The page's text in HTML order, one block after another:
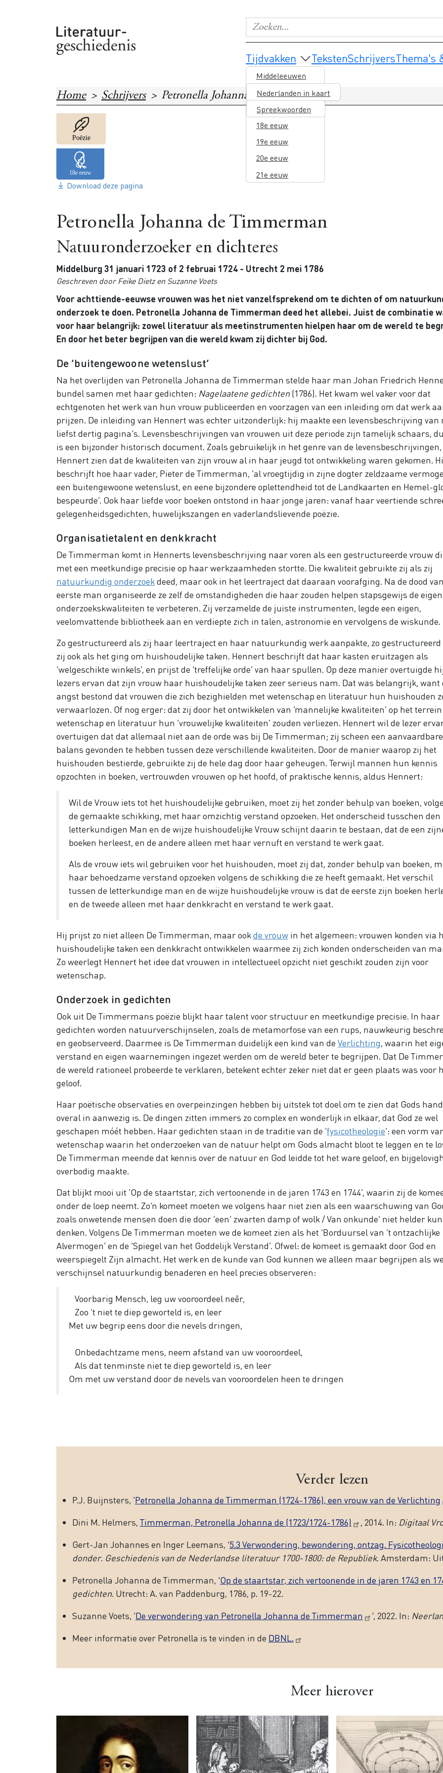
Zoeken...
Geef de woorden op waar je naar wilt zoeken.
Main navigation
Tijdvakken
Middeleeuwen
Nederlanden in kaart
16e eeuw
Spreekwoorden
17e eeuw
18e eeuw
19e eeuw
20e eeuw
21e eeuw
TekstenSchrijversThema's
Home Schrijvers Petronella Johanna de Timmerman
Image
Poëzie
Download deze pagina
Petronella Johanna de Timmerman
Natuuronderzoeker en dichteres
Middelburg 31 januari 1723 of 2 februai 1724 - Utrecht 2 mei 1786
Geschreven door Feike Dietz en Suzanne Voets
Voor achttiende-eeuwse vrouwen was het niet vanzelfsprekend om te dichten of om
onderzoek te doen. Petronella Johanna de Timmerman deed het allebei. Juist de combinatie
voor haar belangrijk: zowel literatuur als meetinstrumenten hielpen haar om de wereld te
En door het beter begrijpen van die wereld kwam zij dichter bij God.
De ‘buitengewoone wetenslust’
Na het overlijden van Petronella Johanna de Timmerman stelde haar man Johan Friedrich
bundel samen met haar gedichten: Nagelaatene gedichten(1786). Het kwam wel vaker voor dat
echtgenoten het werk van hun vrouw publiceerden en voorzagen van een inleiding om dat werk
prijzen. De inleiding van Hennert was echter uitzonderlijk: hij maakte een levensbeschrijving van
liefst dertig pagina’s. Levensbeschrijvingen van vrouwen uit deze periode zijn tamelijk schaars,
is een bijzonder historisch document. Zoals gebruikelijk in het genre van de
Hennert zien dat de kwaliteiten van zijn vrouw al in haar jeugd tot ontwikkeling waren gekomen.
beschrijft hoe haar vader, Pieter de Timmerman, ‘al vroegtijdig in zijne dogter zeldzaame
een buitengewoone wetenslust, en eene bijzondere oplettendheid tot de Landkaarten en Hemel-
bespeurde’. Ook haar liefde voor boeken ontstond in haar jonge jaren: vanaf haar veertiende
gelegenheidsgedichten, huwelijkszangen en vaderlandslievende poëzie.
Organisatietalent en denkkracht
De Timmerman komt in Hennerts levensbeschrijving naar voren als een gestructureerde vrouw
met een meetkundige precisie op haar werkzaamheden stortte. Die kwaliteit gebruikte zij als zij
natuurkundig onderzoekdeed, maar ook in het leertraject dat daaraan voorafging. Na de dood
eerste man organiseerde ze zelf de omstandigheden die haar zouden helpen stapsgewijs de eigen
onderzoekskwaliteiten te verbeteren. Zij verzamelde de juiste instrumenten, legde een eigen,
veelomvattende bibliotheek aan en verdiepte zich in talen, astronomie en vervolgens de wiskunde.
Zo gestructureerd als zij haar leertraject en haar natuurkundig werk aanpakte, zo gestructureerd
zij ook als het ging om huishoudelijke taken. Hennert beschrijft dat haar kasten eruitzagen als
‘welgeschikte winkels’, en prijst de ‘treffelijke orde’ van haar spullen. Op deze manier overtuigde
lezers ervan dat zijn vrouw haar huishoudelijke taken zeer serieus nam. Dat was belangrijk, want
angst bestond dat vrouwen die zich bezighielden met wetenschap en literatuur hun huishouden
verwaarlozen. Of nog erger: dat zij door het ontwikkelen van ‘mannelijke kwaliteiten’ op het terrein
wetenschap en literatuur hun ‘vrouwelijke kwaliteiten’ zouden verliezen. Hennert wil de lezer
overtuigen dat dat allemaal niet aan de orde was bij De Timmerman; zij scheen een aanvaardbare
balans gevonden te hebben tussen deze verschillende kwaliteiten. Door de manier waarop zij het
huishouden bestierde, gebruikte zij de hele dag door haar geheugen. Terwijl mannen hun kennis
opzochten in boeken, vertrouwden vrouwen op het hoofd, of praktische kennis, aldus Hennert:
Wil de Vrouw iets tot het huishoudelijke gebruiken, moet zij het zonder behulp van boeken,
de gemaakte schikking, met haar omzichtig verstand opzoeken. Het onderscheid tusschen den
letterkundigen Man en de wijze huishoudelijke Vrouw schijnt daarin te bestaan, dat de een
boeken herleest, en de andere alleen met haar vernuft en verstand te werk gaat.
Als de vrouw iets wil gebruiken voor het huishouden, moet zij dat, zonder behulp van boeken,
haar behoedzame verstand opzoeken volgens de schikking die ze heeft gemaakt. Het verschil
tussen de letterkundige man en de wijze huishoudelijke vrouw is dat de eerste zijn boeken
en de tweede alleen met haar denkkracht en verstand te werk gaat.
Hij prijst zo niet alleen De Timmerman, maar ookde vrouw in het algemeen: vrouwen konden via
huishoudelijke taken een denkkracht ontwikkelen waarmee zij zich konden onderscheiden van
Zo weerlegt Hennert het idee dat vrouwen in intellectueel opzicht niet geschikt zouden zijn voor
wetenschap.
Onderzoek in gedichten
Ook uit De Timmermans poëzie blijkt haar talent voor structuur en meetkundige precisie. In haar
gedichten worden natuurverschijnselen, zoals de metamorfose van een rups, nauwkeurig
en geobserveerd. Daarmee is De Timmerman duidelijk een kind van de Verlichting, waarin het
verstand en eigen waarnemingen ingezet werden om de wereld beter te begrijpen. Dat De
de wereld rationeel probeerde te verklaren, betekent echter zeker niet dat er geen plaats was voor
geloof.
Haar poëtische observaties en overpeinzingen hebben bij uitstek tot doel om te zien dat Gods hand
overal in aanwezig is. De dingen zitten immers zo complex en wonderlijk in elkaar, dat God ze wel
geschapen móét hebben. Haar gedichten staan in de traditie van de ‘fysicotheologie’: een vorm
wetenschap waarin het onderzoeken van de natuur helpt om Gods almacht bloot te leggen en te
De Timmerman meende dat kennis over de natuur en God leidde tot het ware geloof, en
overbodig maakte.
Dat blijkt mooi uit ‘Op de staartstar, zich vertoonende in de jaren 1743 en 1744’, waarin zij de
onder de loep neemt. Zo’n komeet moeten we volgens haar niet zien als een waarschuwing van
zoals onwetende mensen doen die door ‘een’ zwarten damp of wolk / Van onkunde’ niet helder
denken. Volgens De Timmerman moeten we de komeet zien als het ‘Borduursel van ’t ontzachlijke
Alvermogen’ en de ‘Spiegel van het Goddelijk Verstand’. Ofwel: de komeet is gemaakt door God en
weerspiegelt Zijn almacht. Het werk en de kunde van God kunnen we alleen maar begrijpen als
verschijnsel natuurkundig benaderen en heel precies observeren:
Voorbarig Mensch, leg uw vooroordeel neêr,
Zoo ’t niet te diep geworteld is, en leer
Met uw begrip eens door die nevels dringen,
Onbedachtzame mens, neem afstand van uw vooroordeel,
Als dat tenminste niet te diep geworteld is, en leer
Om met uw verstand door de nevels van vooroordelen heen te dringen
Verder lezen
P.J. Buijnsters, ‘Petronella Johanna de Timmerman (1724-1786), een vrouw van de Verlichting
Dini M. Helmers, Timmerman, Petronella Johanna de (1723/1724-1786) , 2014. In: Digitaal
Gert-Jan Johannes en Inger Leemans, '5.3 Verwondering, bewondering, ontzag.
donder. Geschiedenis van de Nederlandse literatuur 1700-1800: de Republiek. Amsterdam:
Petronella Johanna de Timmerman, 'Op de staartstar, zich vertoonende in de jaren 1743 en
gedichten. Utrecht: A. van Paddenburg, 1786, p. 19-22.
Suzanne Voets, ‘De verwondering van Petronella Johanna de Timmerman ’, 2022. In:
Meer informatie over Petronella is te vinden in de DBNL.
Meer hierover